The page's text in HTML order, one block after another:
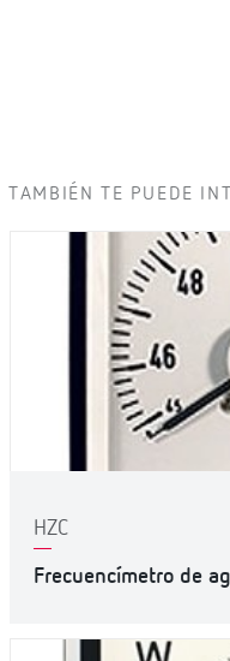
TAMBIÉN TE PUEDE
HZC
Frecuencímetro de